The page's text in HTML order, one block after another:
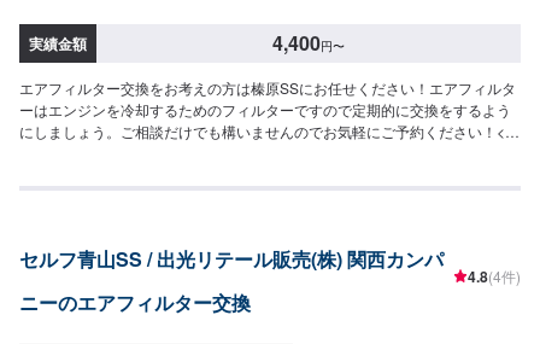
実績金額 4,400円〜
エアフィルター交換をお考えの方は榛原SSにお任せください！エアフィルタ
ーはエンジンを冷却するためのフィルターですので定期的に交換をするよう
にしましょう。ご相談だけでも構いませんのでお気軽にご予約ください！<費
セルフ青山SS / 出光リテール販売(株) 関西カンパ
ニーのエアフィルター交換
4.8(4件)